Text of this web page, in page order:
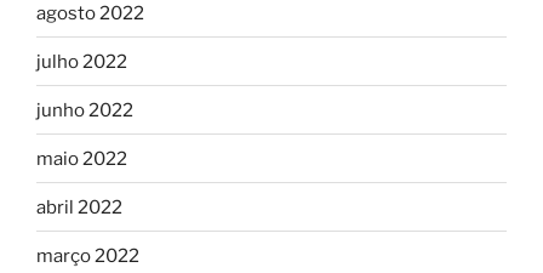
agosto 2022
julho 2022
junho 2022
maio 2022
abril 2022
março 2022